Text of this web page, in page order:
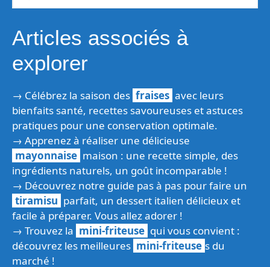
Articles associés à
explorer
→ Célébrez la saison des fraises avec leurs
bienfaits santé, recettes savoureuses et astuces
pratiques pour une conservation optimale.
→ Apprenez à réaliser une délicieuse
mayonnaise maison : une recette simple, des
ingrédients naturels, un goût incomparable !
→ Découvrez notre guide pas à pas pour faire un
tiramisu parfait, un dessert italien délicieux et
facile à préparer. Vous allez adorer !
→ Trouvez la mini-friteuse qui vous convient :
découvrez les meilleures mini-friteuse s du
marché !